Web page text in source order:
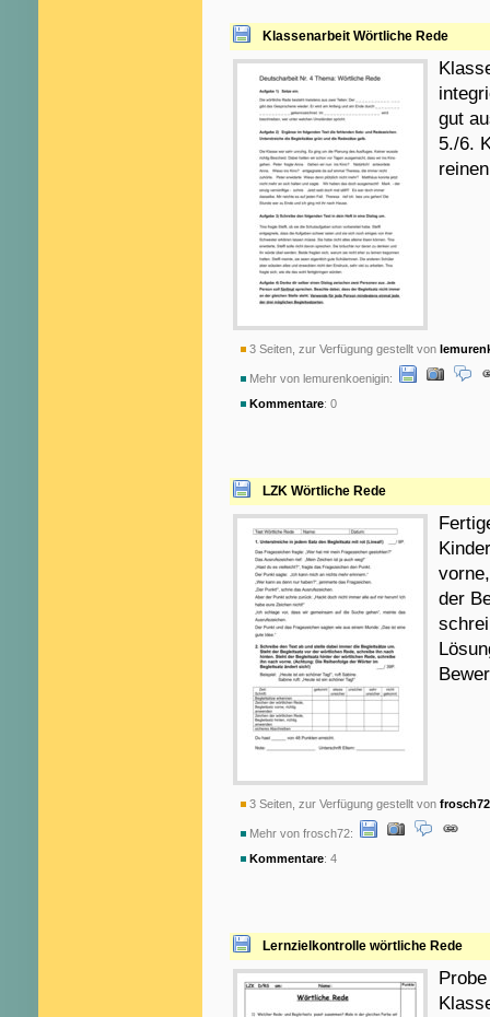
Klassenarbeit Wörtliche Rede
gut
5./6.
3 Seiten, zur Verfügung gestellt von
Mehr von lemurenkoenigin:
Kommentare: 0
LZK Wörtliche Rede
der
3 Seiten, zur Verfügung gestellt von frosch72
Mehr von frosch72:
Kommentare: 4
Lernzielkontrolle wörtliche Rede